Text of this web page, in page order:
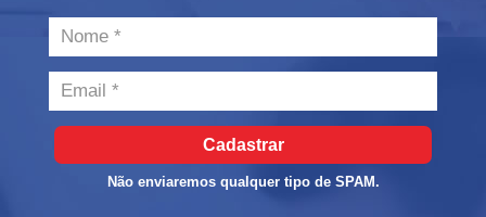
Cadastrar
Não enviaremos qualquer tipo de SPAM.